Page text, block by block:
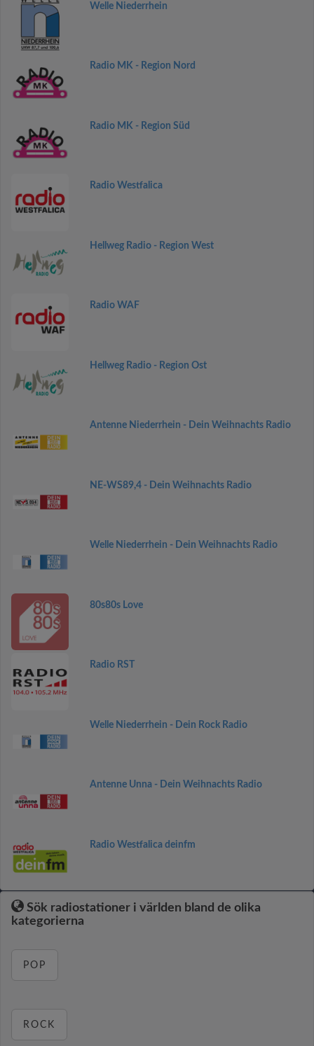
Welle Niederrhein
Radio MK - Region Nord
Radio MK - Region Süd
Radio Westfalica
Hellweg Radio - Region West
Radio WAF
Hellweg Radio - Region Ost
Antenne Niederrhein - Dein Weihnachts Radio
NE-WS89,4 - Dein Weihnachts Radio
Welle Niederrhein - Dein Weihnachts Radio
80s80s Love
Radio RST
Welle Niederrhein - Dein Rock Radio
Antenne Unna - Dein Weihnachts Radio
Radio Westfalica deinfm
Sök radiostationer i världen bland de olika
kategorierna
POP
ROCK